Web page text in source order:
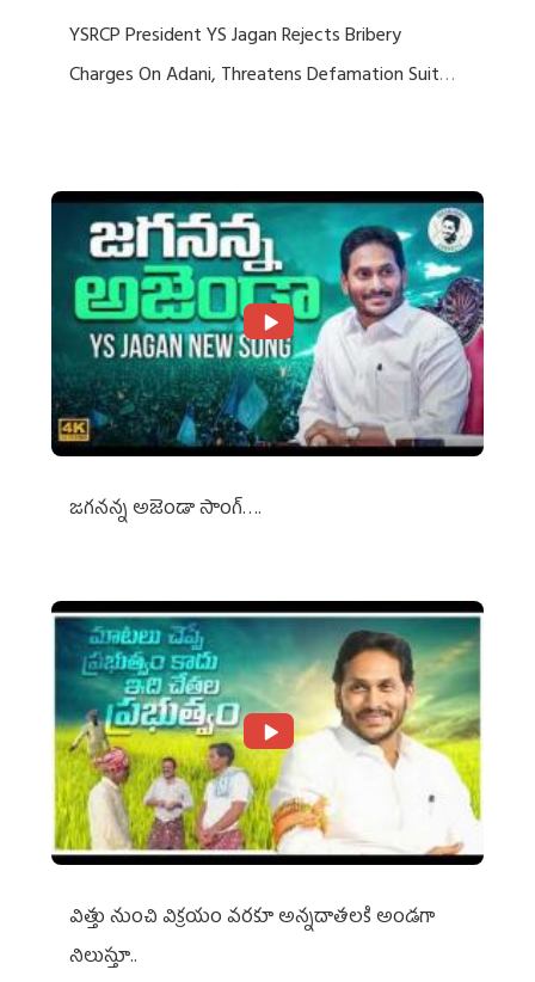
YSRCP President YS Jagan Rejects Bribery
Charges On Adani, Threatens Defamation Suit
జగనన్న అజెండా సాంగ్….
విత్తు నుంచి విక్రయం వరకూ అన్నదాతలకి అండగా
నిలుస్తూ..